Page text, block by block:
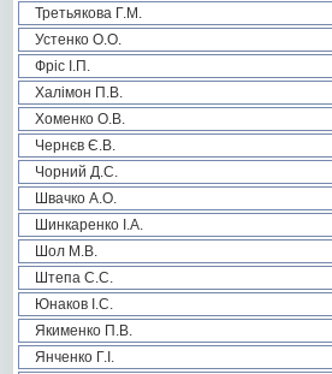
Третьякова Г.М.
Устенко О.О.
Фріс І.П.
Халімон П.В.
Хоменко О.В.
Чернєв Є.В.
Чорний Д.С.
Швачко А.О.
Шинкаренко І.А.
Шол М.В.
Штепа С.С.
Юнаков І.С.
Якименко П.В.
Янченко Г.І.